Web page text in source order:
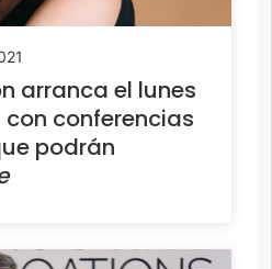
arranca el lunes
con conferencias
podrán